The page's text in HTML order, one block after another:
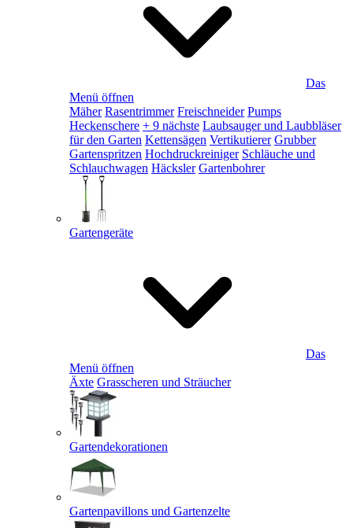
Das
Menü öffnen
Mäher Rasentrimmer Freischneider Pumps
Heckenschere + 9 nächste Laubsauger und Laubbläser
für den Garten Kettensägen Vertikutierer Grubber
Gartenspritzen Hochdruckreiniger Schläuche und
Schlauchwagen Häcksler Gartenbohrer
Gartengeräte
Das
Menü öffnen
Äxte Grasscheren und Sträucher
Gartendekorationen
Gartenpavillons und Gartenzelte